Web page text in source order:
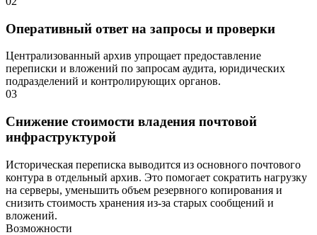
Оперативный ответ на запросы и проверки
Централизованный архив упрощает предоставление
переписки и вложений по запросам аудита, юридических
подразделений и контролирующих органов.
03
Снижение стоимости владения почтовой
инфраструктурой
Историческая переписка выводится из основного почтового
контура в отдельный архив. Это помогает сократить нагрузку
на серверы, уменьшить объем резервного копирования и
снизить стоимость хранения из-за старых сообщений и
вложений.
Возможности